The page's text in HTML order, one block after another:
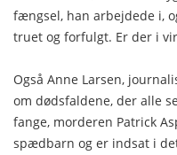
fængsel, han arbejdede i,
truet og forfulgt. Er der i
Også Anne Larsen,
om dødsfaldene, der alle
fange, morderen Patrick
spædbarn og er indsat i